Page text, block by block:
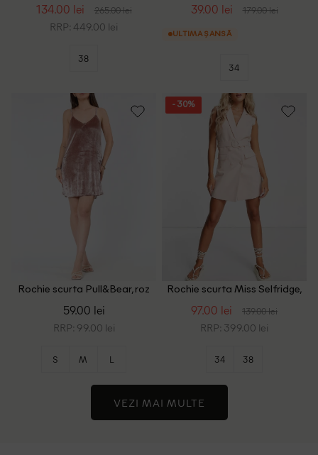
134.00 lei 265.00 lei
RRP: 449.00 lei
38
39.00 lei 179.00 lei
ULTIMA ȘANSĂ
34
Rochie scurta Pull&Bear, roz
59.00 lei
RRP: 99.00 lei
S M L
- 30%
Rochie scurta Miss Selfridge,
97.00 lei 139.00 lei
RRP: 399.00 lei
34 38
VEZI MAI MULTE